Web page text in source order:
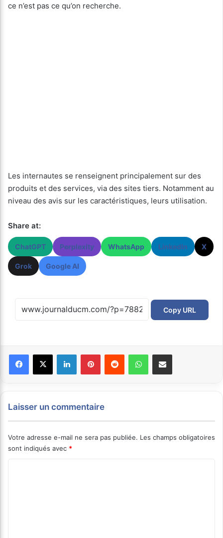
ce n’est pas ce qu’on recherche.
Les internautes se renseignent principalement sur des
produits et des services, via des sites tiers. Notamment au
niveau des avis sur les caractéristiques, leurs utilisation.
Share at:
ChatGPT Perplexity WhatsApp LinkedIn X
Grok Google AI
Copy URL
Laisser un commentaire
Votre adresse e-mail ne sera pas publiée. Les champs obligatoires
sont indiqués avec *